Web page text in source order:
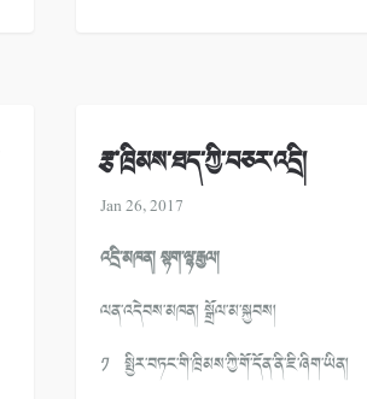
རྩ་ཁྲིམས་ཐད་ཀྱི་བཅར་འདྲི།
Jan 26, 2017
འདྲི་མཁན། སྟག་ལྷ་རྒྱལ།
ལན་འདེབས་མཁན། སྒྲོལ་མ་སྐྱབས།
༡ སྤྱིར་བཏང་གི་ཁྲིམས་ཀྱི་གོ་དོན་ནི་ཇི་ཞིག་ཡིན།